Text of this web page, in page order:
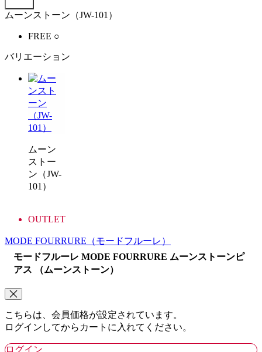
ムーンストーン（JW-101）
FREE ○
バリエーション
ムーン
ストー
ン（JW-
101）
OUTLET
MODE FOURRURE （モードフルーレ）
モードフルーレ MODE FOURRURE ムーンストーンピ
アス （ムーンストーン）
こちらは、会員価格が設定されています。
ログインしてからカートに入れてください。
ログイン